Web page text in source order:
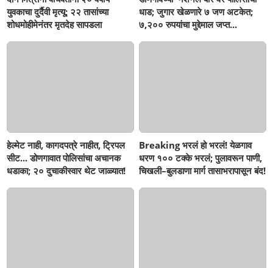
युवकाचा दुर्दैवी मृत्यू; २२ तासांच्या
शोधमोहीमेनंतर मृतदेह सापडला
धाड; जुगार खेळणारे ७ जण अटकेत;
७,२०० रुपयांचा मुद्देमाल जप्त...
हेल्मेट नाही, कागदपत्रे नाहीत, ट्रिपल
सीट... डोणगावात पोलिसांचा अचानक
धडाका; २० दुचाकीस्वार थेट जाळ्यात!
Breaking भरलं हो भरलं! येळगाव
धरण १०० टक्के भरलं; पुलावरून पाणी,
चिखली–बुलडाणा मार्ग तासाभरापासून बंद!